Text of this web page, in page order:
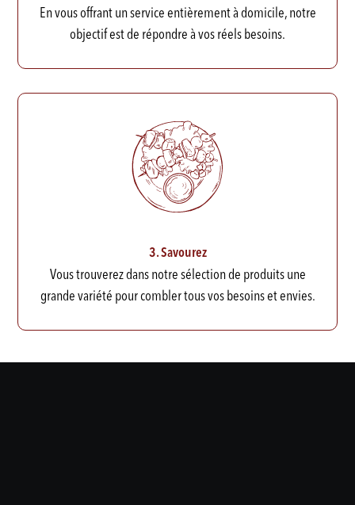
En vous offrant un service entièrement à domicile, notre
objectif est de répondre à vos réels besoins.
3. Savourez
Vous trouverez dans notre sélection de produits une
grande variété pour combler tous vos besoins et envies.